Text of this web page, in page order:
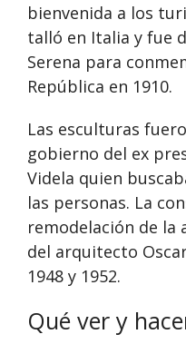
bienvenida a los
talló en Italia y fue
Serena para
República en 1910.
Las esculturas
gobierno del ex
Videla quien
las personas. La
remodelación de la
del arquitecto
1948 y 1952.
Qué ver y